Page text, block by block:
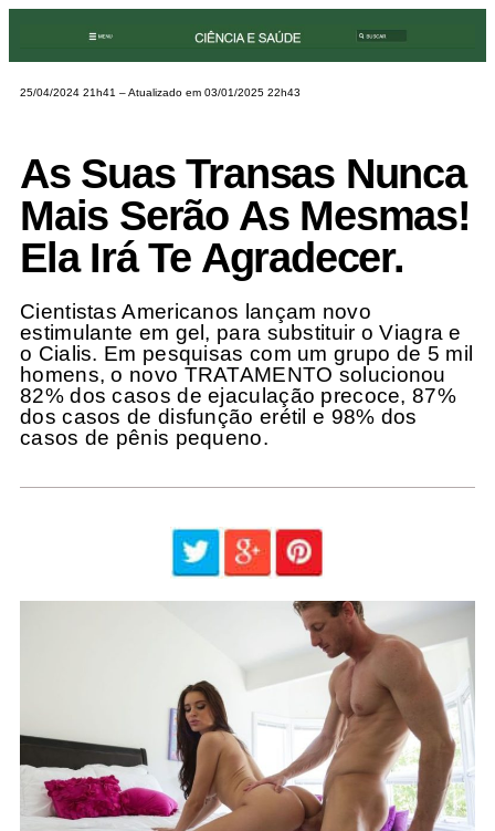
25/04/2024 21h41 – Atualizado em 03/01/2025 22h43
As Suas Transas Nunca
Mais Serão As Mesmas!
Ela Irá Te Agradecer.
Cientistas Americanos lançam novo
estimulante em gel, para substituir o Viagra e
o Cialis. Em pesquisas com um grupo de 5 mil
homens, o novo TRATAMENTO solucionou
82% dos casos de ejaculação precoce, 87%
dos casos de disfunção erétil e 98% dos
casos de pênis pequeno.